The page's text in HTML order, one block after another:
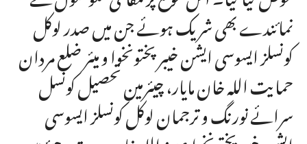
نمائندے بھی شریک ہوئے جن میں صدر لوکل
کونسلز ایسوسی ایشن خیبر پختونخوا و میئر ضلع مردان
حمایت اللہ خان مایار، چیئرمین تحصیل کونسل
سرائے نورنگ و ترجمان لوکل کونسلز ایسوسی